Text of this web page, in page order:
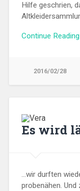
Hilfe geschrien,
Continue
2016/02/28
Es wird
…wir durften
probenähen.